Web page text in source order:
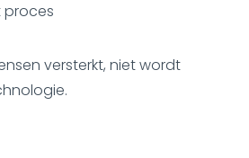
proces
versterkt, niet wordt